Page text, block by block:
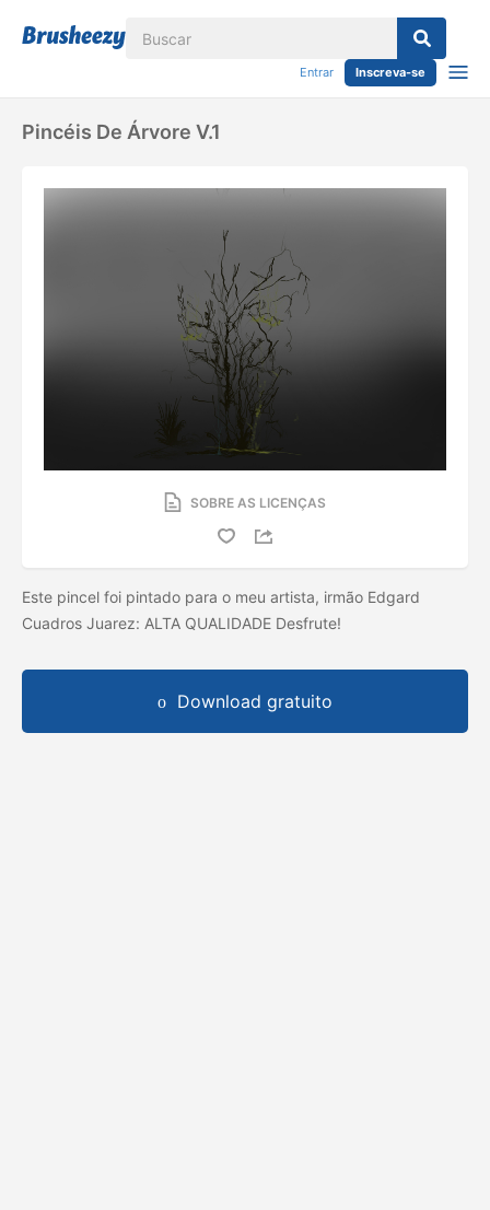
Entrar Inscreva-se
Pincéis De Árvore V.1
SOBRE AS LICENÇAS
Este pincel foi pintado para o meu artista, irmão Edgard
Cuadros Juarez: ALTA QUALIDADE Desfrute!
Download gratuito